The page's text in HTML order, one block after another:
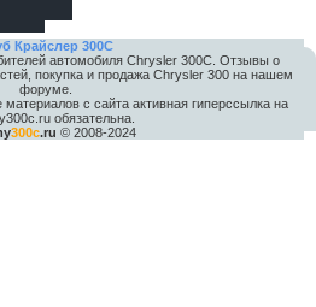
Крайслер 300C
автомобиля Chrysler 300С. Отзывы о
покупка и продажа Chrysler 300 на нашем
форуме.
с сайта активная гиперссылка на
обязательна.
300c.ru © 2008-2024